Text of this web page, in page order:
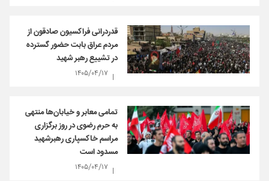
قدردرانی فراکسیون صادقون از
مردم عراق بابت حضور گسترده
در تشییع رهبر شهید
۱۴۰۵/۰۴/۱۷
تمامی معابر و خیابان‌ها منتهی
به حرم رضوی در روز برگزاری
مراسم خاکسپاری رهبرشهید
مسدود است
۱۴۰۵/۰۴/۱۷